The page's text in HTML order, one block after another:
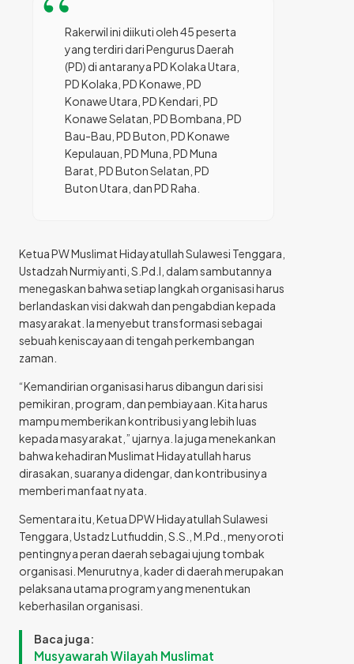
Rakerwil ini diikuti oleh 45 peserta
yang terdiri dari Pengurus Daerah
(PD) di antaranya PD Kolaka Utara,
PD Kolaka, PD Konawe, PD
Konawe Utara, PD Kendari, PD
Konawe Selatan, PD Bombana, PD
Bau-Bau, PD Buton, PD Konawe
Kepulauan, PD Muna, PD Muna
Barat, PD Buton Selatan, PD
Buton Utara, dan PD Raha.
Ketua PW Muslimat Hidayatullah Sulawesi Tenggara,
Ustadzah Nurmiyanti, S.Pd.I, dalam sambutannya
menegaskan bahwa setiap langkah organisasi harus
berlandaskan visi dakwah dan pengabdian kepada
masyarakat. Ia menyebut transformasi sebagai
sebuah keniscayaan di tengah perkembangan
zaman.
“Kemandirian organisasi harus dibangun dari sisi
pemikiran, program, dan pembiayaan. Kita harus
mampu memberikan kontribusi yang lebih luas
kepada masyarakat,” ujarnya. Ia juga menekankan
bahwa kehadiran Muslimat Hidayatullah harus
dirasakan, suaranya didengar, dan kontribusinya
memberi manfaat nyata.
Sementara itu, Ketua DPW Hidayatullah Sulawesi
Tenggara, Ustadz Lutfiuddin, S.S., M.Pd., menyoroti
pentingnya peran daerah sebagai ujung tombak
organisasi. Menurutnya, kader di daerah merupakan
pelaksana utama program yang menentukan
keberhasilan organisasi.
Baca juga:
Musyawarah Wilayah Muslimat